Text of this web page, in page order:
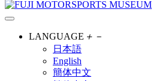
LANGUAGE ＋ －
日本語
English
簡体中文